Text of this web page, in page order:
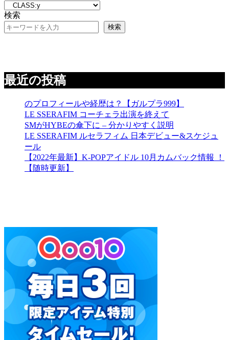
検索
検索
最近の投稿
のプロフィールや経歴は？【ガルプラ999】
LE SSERAFIM コーチェラ出演を終えて
SMがHYBEの傘下に – 分かりやすく説明
LE SSERAFIM ルセラフィム 日本デビュー&スケジュ
ール
【2022年最新】K-POPアイドル 10月カムバック情報 ！
【随時更新】